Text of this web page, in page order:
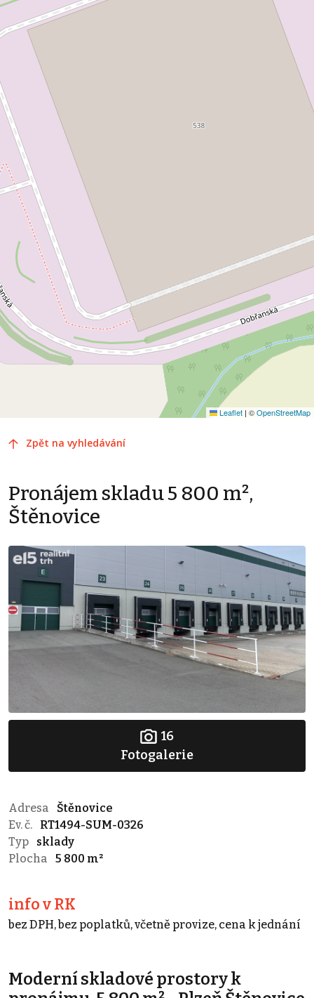
Leaflet | ©OpenStreetMap
Zpět na vyhledávání
Pronájem skladu 5 800 m²,
Štěnovice
16
Fotogalerie
Adresa
Štěnovice
Ev. č.
RT1494-SUM-0326
Typ
sklady
Plocha
5 800 m²
info v RK
bez DPH, bez poplatků, včetně provize, cena k jednání
Moderní skladové prostory k